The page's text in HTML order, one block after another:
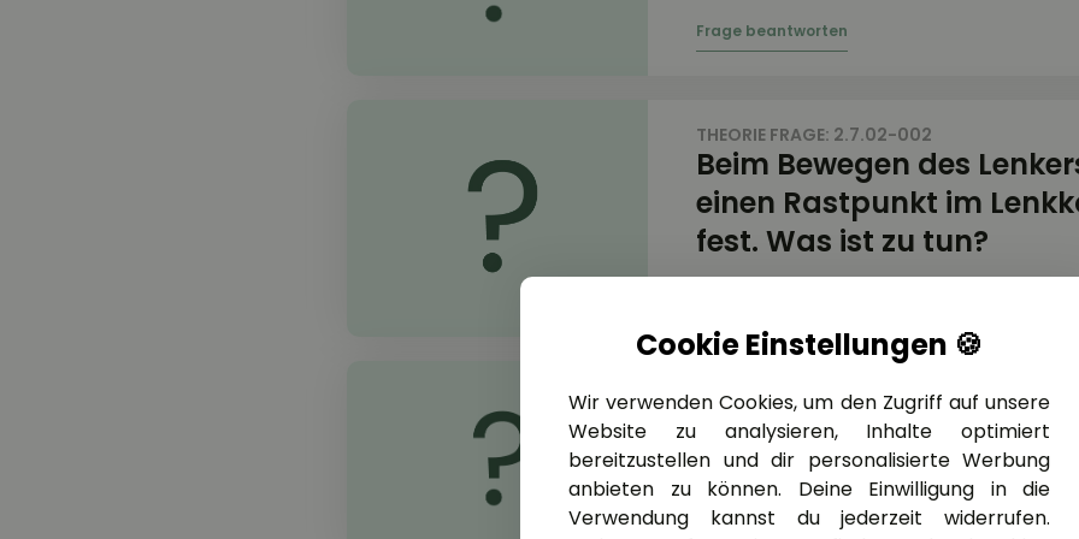
THEORIE FRAGE: 2.7.02-002
Beim Bewegen des
einen Rastpunkt im
fest. Was ist zu tun?
THEORIE FRAGE: 2.7.02-003
Wozu kann Spiel im
führen?
Cookie Einstellungen 🍪
Wir verwenden Cookies, um den Zugriff auf unsere
Website zu analysieren, Inhalte optimiert
bereitzustellen und dir personalisierte Werbung
anbieten zu können. Deine Einwilligung in die
Verwendung kannst du jederzeit widerrufen.